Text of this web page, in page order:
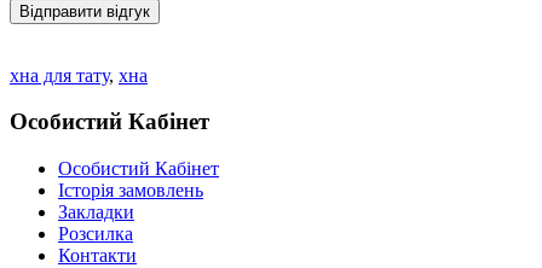
Відправити відгук
хна для тату, хна
Особистий Кабінет
Особистий Кабінет
Історія замовлень
Закладки
Розсилка
Контакти